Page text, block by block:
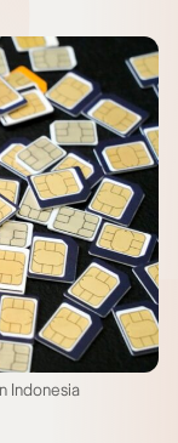
Indonesia